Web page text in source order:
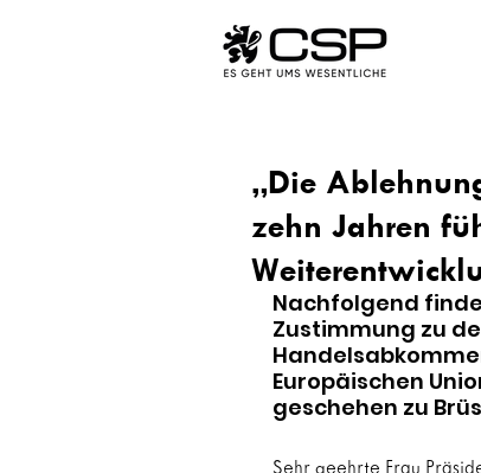
„Die
zehn Jahren
Nachfolgend
Zustimmung zu
Europäischen
geschehen zu
Sehr geehrte Frau